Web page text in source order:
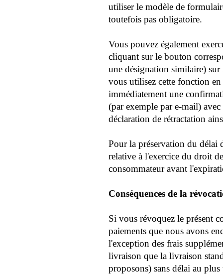
utiliser le modèle de
toutefois pas obligatoire.
Vous pouvez également
cliquant sur le bouton
une désignation similaire) sur
vous utilisez cette fonction
immédiatement une
(par exemple par e-mail)
déclaration de rétractation
Pour la préservation du
relative à l'exercice du droit
consommateur avant
Conséquences de la
Si vous révoquez le présent
paiements que nous avons
l'exception des frais
livraison que la livraison
proposons) sans délai au